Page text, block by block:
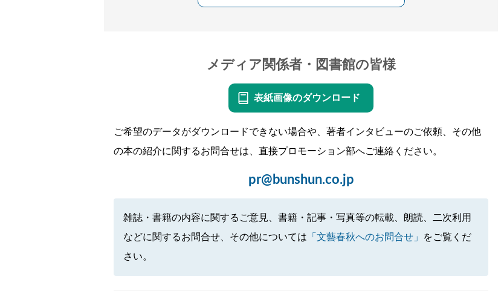
メディア関係者・図書館の皆様
表紙画像のダウンロード
ご希望のデータがダウンロードできない場合や、著者インタビューのご依頼、その他
の本の紹介に関するお問合せは、直接プロモーション部へご連絡ください。
pr@bunshun.co.jp
雑誌・書籍の内容に関するご意見、書籍・記事・写真等の転載、朗読、二次利用
などに関するお問合せ、その他については 「文藝春秋へのお問合せ」
をご覧くだ
さい。